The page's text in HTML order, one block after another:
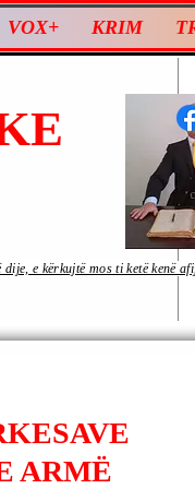
VOX+ KRIM
e kërkujtë mos ti ketë kenë
ARMË